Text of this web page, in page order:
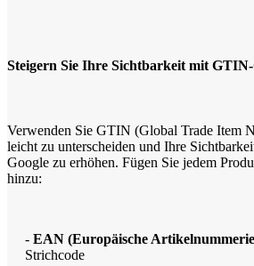
Steigern Sie Ihre Sichtbarkeit mit GTIN-
Verwenden Sie GTIN (Global Trade Item
leicht zu unterscheiden und Ihre
Google zu erhöhen. Fügen Sie jedem
hinzu:
- EAN (Europäische
Strichcode